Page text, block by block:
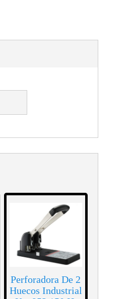
Perforadora De 2
Huecos Industrial